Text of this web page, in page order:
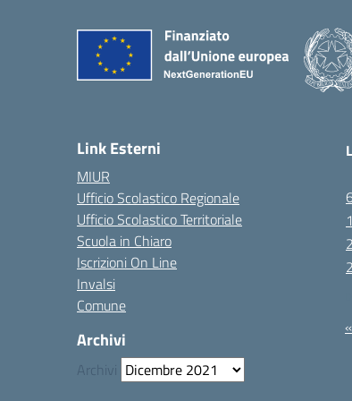
Link Esterni
MIUR
Ufficio Scolastico Regionale
Ufficio Scolastico Territoriale
Scuola in Chiaro
Iscrizioni On Line
Invalsi
Comune
Archivi
Archivi
L